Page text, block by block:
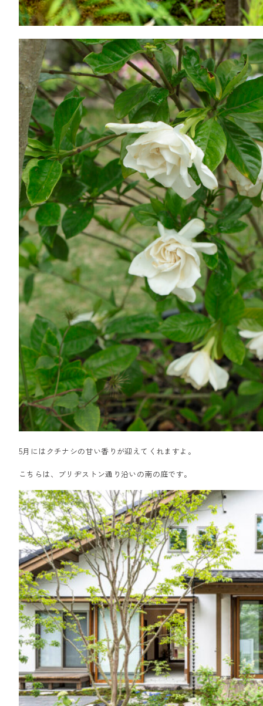
5月にはクチナシの甘い香りが迎えてくれますよ。
こちらは、ブリヂストン通り沿いの南の庭です。